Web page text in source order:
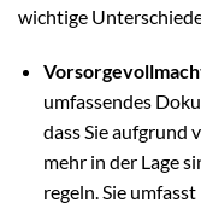
wichtige
umfassendes
dass Sie aufgrund
mehr in der Lage
regeln. Sie